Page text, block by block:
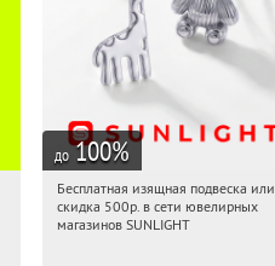
до 100%
17:14:01 Получили:
Россия
Бесплатная изящная подвеска или
скидка 500р. в сети ювелирных
магазинов SUNLIGHT